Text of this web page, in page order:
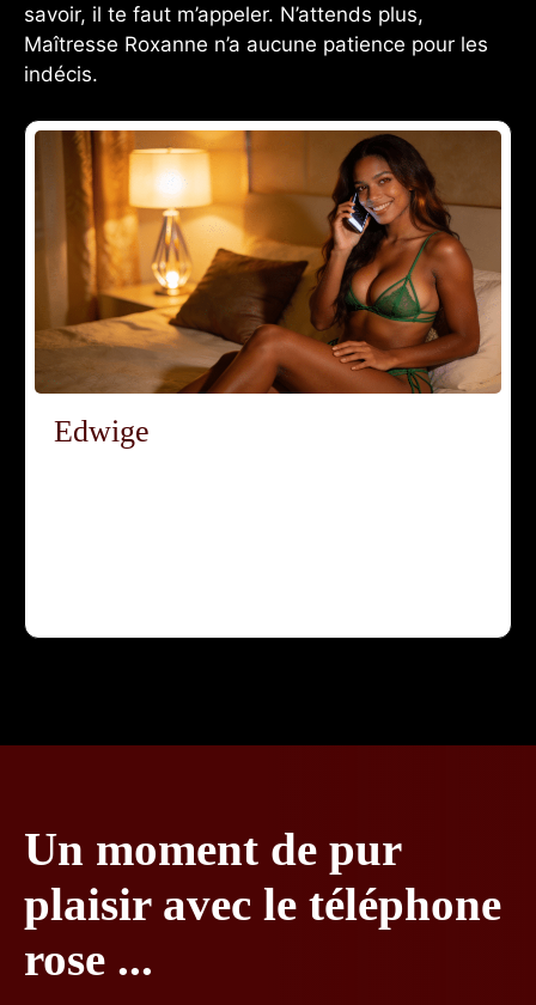
savoir, il te faut m’appeler. N’attends plus,
Maîtresse Roxanne n’a aucune patience pour les
indécis.
Edwige
Un moment de pur
plaisir avec le téléphone
rose ...